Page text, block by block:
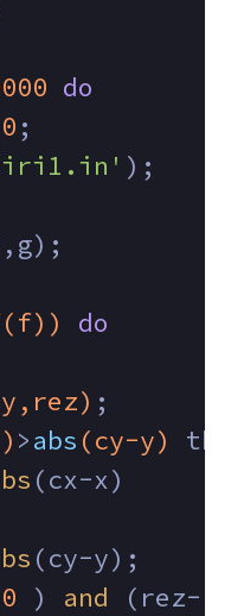
do
0 ;
);
do
;
>abs (cy-y)
(cx-x)
(cy-y);
0 ) and (rez-